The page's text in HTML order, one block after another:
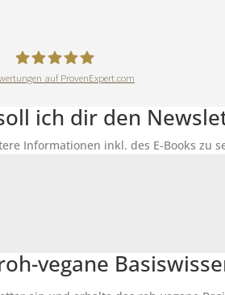
DeineErnährungAkademie
auf ProvenExpert.com
ich dir den
Informationen inkl. des E-Books zu
vegane